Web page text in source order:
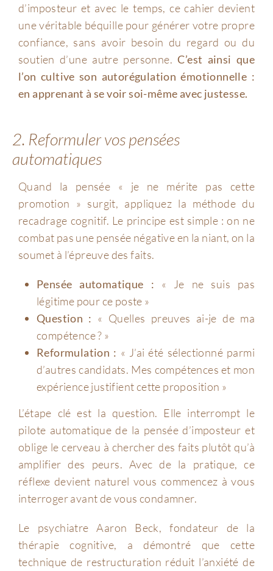
d’imposteur et avec le temps, ce cahier devient
une véritable béquille pour générer votre propre
confiance, sans avoir besoin du regard ou du
soutien d’une autre personne.C’est ainsi que
l’on cultive son autorégulation émotionnelle :
en apprenant à se voir soi-même avec justesse.
2. Reformuler vos pensées
automatiques
Quand la pensée « je ne mérite pas cette
promotion » surgit, appliquez la méthode du
recadrage cognitif. Le principe est simple : on ne
combat pas une pensée négative en la niant, on la
soumet à l’épreuve des faits.
Pensée automatique : « Je ne suis pas
légitime pour ce poste »
Question : « Quelles preuves ai-je de ma
compétence ? »
Reformulation : « J’ai été sélectionné parmi
d’autres candidats. Mes compétences et mon
expérience justifient cette proposition »
L’étape clé est la question. Elle interrompt le
pilote automatique de la pensée d’imposteur et
oblige le cerveau à chercher des faits plutôt qu’à
amplifier des peurs. Avec de la pratique, ce
réflexe devient naturel vous commencez à vous
interroger avant de vous condamner.
Le psychiatre Aaron Beck, fondateur de la
thérapie cognitive, a démontré que cette
technique de restructuration réduit l’anxiété de